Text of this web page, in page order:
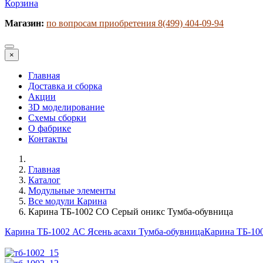
Корзина
Магазин: по вопросам приобретения 8(499) 404-09-94
×
Главная
Доставка и сборка
Акции
3D моделирование
Схемы сборки
О фабрике
Контакты
Главная
Каталог
Модульные элементы
Все модули Карина
Карина ТБ-1002 СО Серый оникс Тумба-обувница
Карина ТБ-1002 АС Ясень асахи Тумба-обувницаКарина ТБ-